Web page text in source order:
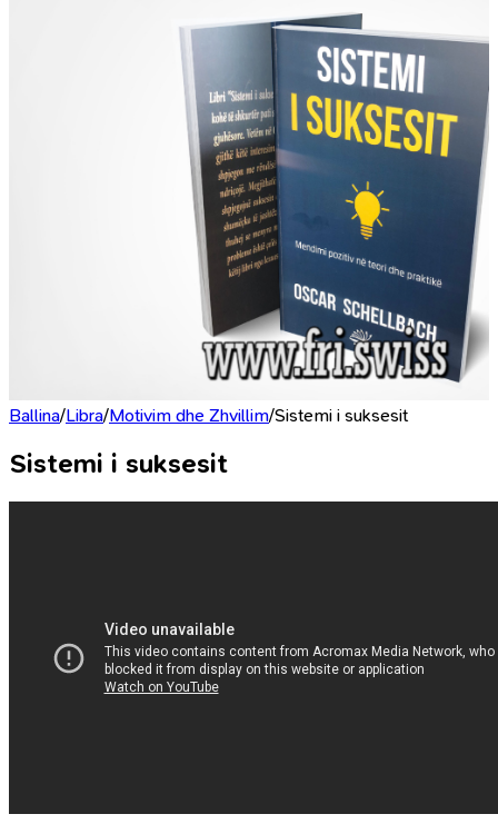
Ballina/Libra/Motivim dhe Zhvillim/Sistemi i suksesit
Sistemi i suksesit